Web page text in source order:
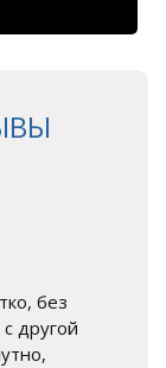
без
другой